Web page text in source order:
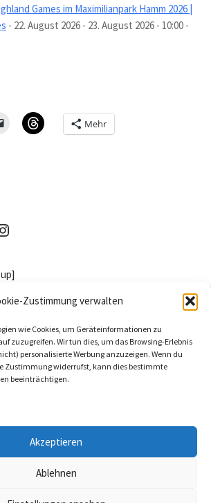
Zustimmung verwalten
wie Cookies, um Geräteinformationen zu
zuzugreifen. Wir tun dies, um das Browsing-Erlebnis
personalisierte Werbung anzuzeigen. Wenn du
Zustimmung widerrufst, kann dies bestimmte
beeinträchtigen.
Akzeptieren
Ablehnen
Games im Maximilianpark Hamm 2026 |
- 22. August 2026 - 23. August 2026 - 10:00 -
Mehr
Kreuzau (NRW) - Highlands Games Kreuzau
2026
8 Aug. 26
Kreuzau